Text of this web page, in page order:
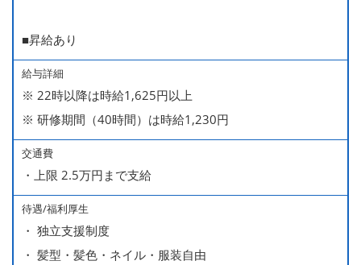
■昇給あり
給与詳細
※ 22時以降は時給1,625円以上
※ 研修期間（40時間）は時給1,230円
交通費
・上限 2.5万円まで支給
待遇/福利厚生
・ 独立支援制度
・ 髪型・髪色・ネイル・服装自由